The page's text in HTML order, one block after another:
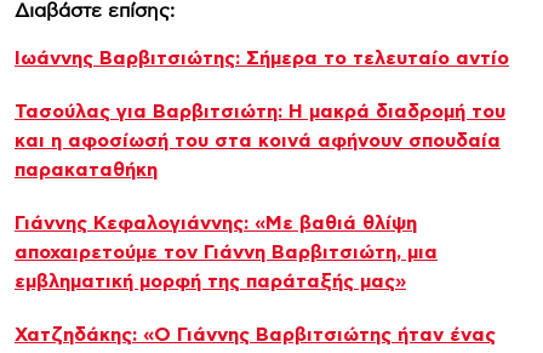
Διαβάστε επίσης:
Ιωάννης Βαρβιτσιώτης: Σήμερα το τελευταίο αντίο
Τασούλας για Βαρβιτσιώτη: Η μακρά διαδρομή του
και η αφοσίωσή του στα κοινά αφήνουν σπουδαία
παρακαταθήκη
Γιάννης Κεφαλογιάννης: «Με βαθιά θλίψη
αποχαιρετούμε τον Γιάννη Βαρβιτσιώτη, μια
εμβληματική μορφή της παράταξής μας»
Χατζηδάκης: «O Γιάννης Βαρβιτσιώτης ήταν ένας